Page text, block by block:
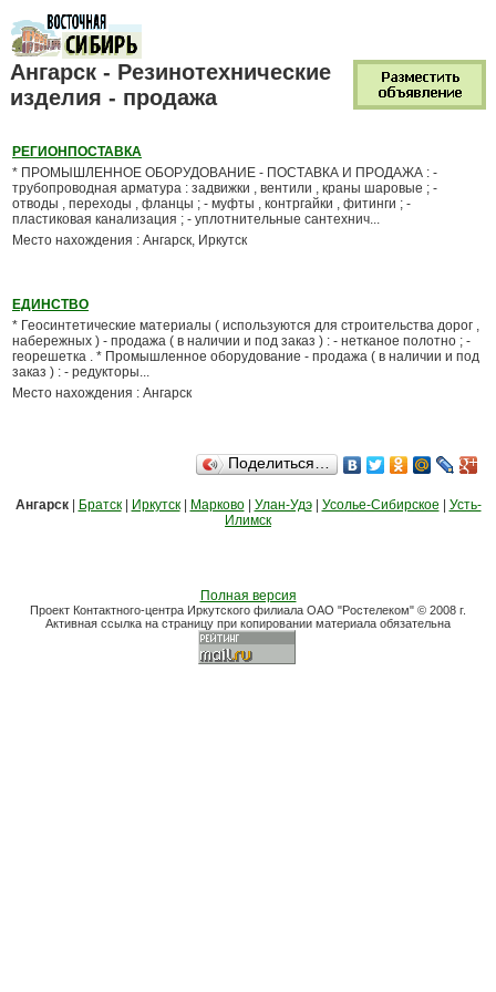
Ангарск - Резинотехнические
изделия - продажа
РЕГИОНПОСТАВКА
* ПРОМЫШЛЕННОЕ ОБОРУДОВАНИЕ - ПОСТАВКА И ПРОДАЖА : -
трубопроводная арматура : задвижки , вентили , краны шаровые ; -
отводы , переходы , фланцы ; - муфты , контргайки , фитинги ; -
пластиковая канализация ; - уплотнительные сантехнич...
Место нахождения : Ангарск, Иркутск
ЕДИНСТВО
* Геосинтетические материалы ( используются для строительства дорог ,
набережных ) - продажа ( в наличии и под заказ ) : - нетканое полотно ; -
георешетка . * Промышленное оборудование - продажа ( в наличии и под
заказ ) : - редукторы...
Место нахождения : Ангарск
Поделиться…
Ангарск| Братск| Иркутск| Марково| Улан-Удэ| Усолье-Сибирское
Усть-
Илимск
Полная версия
Проект Контактного-центра Иркутского филиала ОАО "Ростелеком" © 2008 г.
Активная ссылка на страницу при копировании материала обязательна